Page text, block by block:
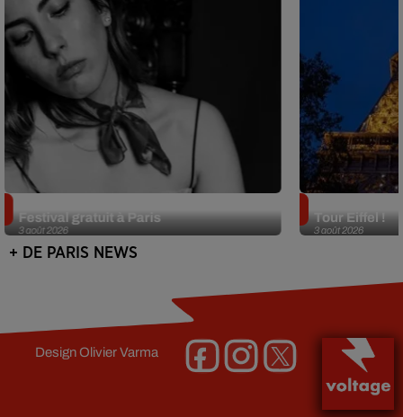
3 août 2026
Festival gratuit à Paris
3 août 2026
Tour Eiffel !
+ DE PARIS NEWS
DesignOlivier Varma